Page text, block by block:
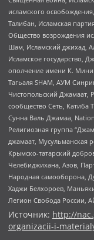
исламского
Талибан, Исламская
Общество возрождения
Шам, Исламский джихад,
Исламское государство,
ополчение имени К.
Тагьаля SHAM, АУМ
Чистопольский Джамаат,
сообщество Сеть,
Сунна Валь Джамаа,
Религиозная группа
джамаат, Мусульманская
Крымско-татарский
Челебиджихана, Азов,
Народная самооборона,
Хаджи Белхороев,
Легион Свобода России,
Источник: http://
organizacii-i-